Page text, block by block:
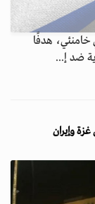
خامنئي، هدفًا
ضد إ...
وإيران